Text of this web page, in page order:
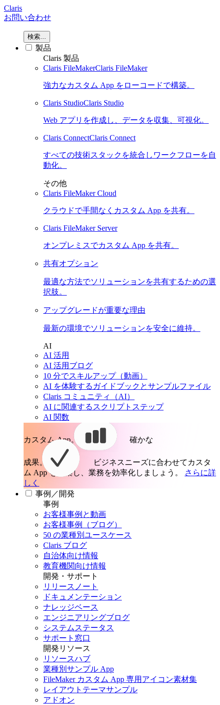
Claris
お問い合わせ
検索...
製品
Claris 製品
Claris FileMakerClaris FileMaker
強力なカスタム App をローコードで構築。
Claris StudioClaris Studio
Web アプリを作成し、データを収集、可視化。
Claris ConnectClaris Connect
すべての技術スタックを統合しワークフローを自
動化。
その他
Claris FileMaker Cloud
クラウドで手間なくカスタム App を共有。
Claris FileMaker Server
オンプレミスでカスタム App を共有。
共有オプション
最適な方法でソリューションを共有するための選
択肢。
アップグレードが重要な理由
最新の環境でソリューションを安全に維持。
AI
AI 活用
AI 活用ブログ
10 分でスキルアップ（動画）
AI を体験するガイドブックとサンプルファイル
Claris コミュニティ（AI）
AI に関連するスクリプトステップ
AI 関数
カスタム App。 確かな
成果。
ビジネスニーズに合わせてカスタ
ム App を構築し、業務を効率化しましょう。
さらに詳
しく
事例／開発
事例
お客様事例と動画
お客様事例（ブログ）
50 の業種別ユースケース
Claris ブログ
自治体向け情報
教育機関向け情報
開発・サポート
リリースノート
ドキュメンテーション
ナレッジベース
エンジニアリングブログ
システムステータス
サポート窓口
開発リソース
リソースハブ
業種別サンプル App
FileMaker カスタム App 専用アイコン素材集
レイアウトテーマサンプル
アドオン